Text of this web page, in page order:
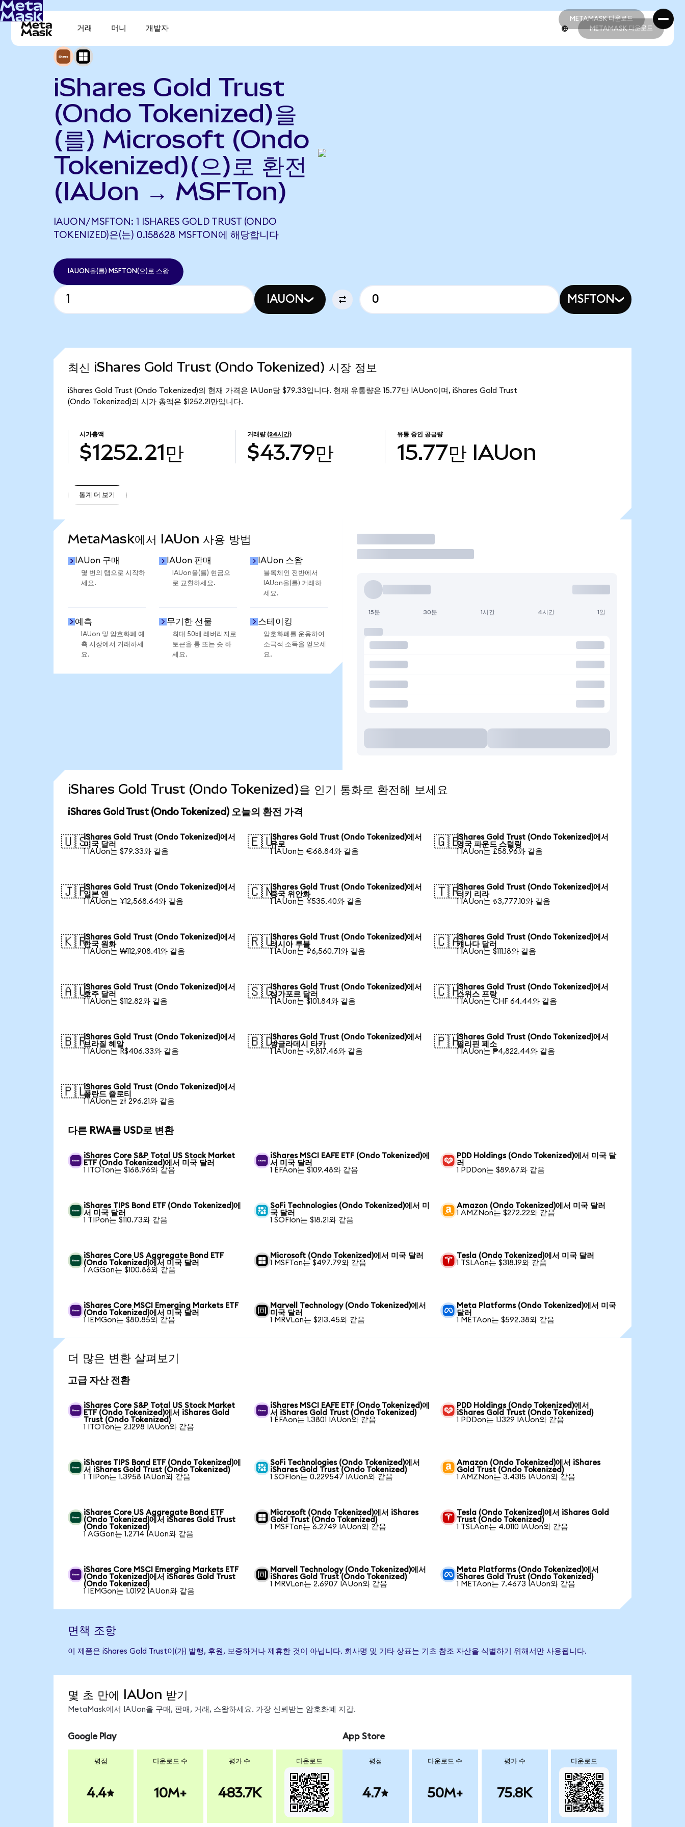
METAMASK 다운로드
METAMASK 다운로드
거래 머니 개발자 METAMASK 다운로드
iShares Gold Trust
(Ondo Tokenized)을
(를) Microsoft (Ondo
Tokenized)(으)로 환전
(IAUon → MSFTon)
IAUON/MSFTON: 1 ISHARES GOLD TRUST (ONDO
TOKENIZED)은(는) 0.158628 MSFTON에 해당합니다
IAUON을(를) MSFTON(으)로 스왑
IAUON MSFTON
최신 iShares Gold Trust (Ondo Tokenized) 시장 정보
iShares Gold Trust (Ondo Tokenized)의 현재 가격은 IAUon당 $79.33입니다. 현재 유통량은 15.77만 IAUon이며, iShares Gold Trust
(Ondo Tokenized)의 시가 총액은 $1252.21만입니다.
시가총액
$1252.21만
거래량 (24시간)
$43.79만
유통 중인 공급량
15.77만 IAUon
통계 더 보기
MetaMask에서 IAUon 사용 방법
IAUon 구매
몇 번의 탭으로 시작하
세요.
IAUon 판매
IAUon을(를) 현금으
로 교환하세요.
IAUon 스왑
블록체인 전반에서
IAUon을(를) 거래하
세요.
예측
IAUon 및 암호화폐 예
측 시장에서 거래하세
요.
무기한 선물
최대 50배 레버리지로
토큰을 롱 또는 숏 하
세요.
스테이킹
암호화폐를 운용하여
소극적 소득을 얻으세
요.
거래
15분 30분 1시간 4시간 1일
iShares Gold Trust (Ondo Tokenized)을 인기 통화로 환전해 보세요
iShares Gold Trust (Ondo Tokenized) 오늘의 환전 가격
🇺🇸iShares Gold Trust (Ondo Tokenized)에서
미국 달러
1 IAUon는 $79.33와 같음
🇪🇺iShares Gold Trust (Ondo Tokenized)에서
유로
1 IAUon는 €68.84와 같음
🇬🇧iShares Gold Trust (Ondo Tokenized)에서
영국 파운드 스털링
1 IAUon는 £58.96와 같음
🇯🇵iShares Gold Trust (Ondo Tokenized)에서
일본 엔
1 IAUon는 ¥12,568.64와 같음
🇨🇳iShares Gold Trust (Ondo Tokenized)에서
중국 위안화
1 IAUon는 ¥535.40와 같음
🇹🇷iShares Gold Trust (Ondo Tokenized)에서
터키 리라
1 IAUon는 ₺3,777.10와 같음
🇰🇷iShares Gold Trust (Ondo Tokenized)에서
한국 원화
1 IAUon는 ₩112,908.41와 같음
🇷🇺iShares Gold Trust (Ondo Tokenized)에서
러시아 루블
1 IAUon는 ₽6,560.71와 같음
🇨🇦iShares Gold Trust (Ondo Tokenized)에서
캐나다 달러
1 IAUon는 $111.18와 같음
🇦🇺iShares Gold Trust (Ondo Tokenized)에서
호주 달러
1 IAUon는 $112.82와 같음
🇸🇬iShares Gold Trust (Ondo Tokenized)에서
싱가포르 달러
1 IAUon는 $101.84와 같음
🇨🇭iShares Gold Trust (Ondo Tokenized)에서
스위스 프랑
1 IAUon는 CHF 64.44와 같음
🇧🇷iShares Gold Trust (Ondo Tokenized)에서
브라질 헤알
1 IAUon는 R$406.33와 같음
🇧🇩iShares Gold Trust (Ondo Tokenized)에서
방글라데시 타카
1 IAUon는 ৳9,817.46와 같음
🇵🇭iShares Gold Trust (Ondo Tokenized)에서
필리핀 페소
1 IAUon는 ₱4,822.44와 같음
🇵🇱iShares Gold Trust (Ondo Tokenized)에서
폴란드 즐로티
1 IAUon는 zł 296.21와 같음
다른 RWA를 USD로 변환
iShares Core S&P Total US Stock Market
ETF (Ondo Tokenized)에서 미국 달러
1 ITOTon는 $168.96와 같음
iShares MSCI EAFE ETF (Ondo Tokenized)에
서 미국 달러
1 EFAon는 $109.48와 같음
PDD Holdings (Ondo Tokenized)에서 미국 달
러
1 PDDon는 $89.87와 같음
iShares TIPS Bond ETF (Ondo Tokenized)에
서 미국 달러
1 TIPon는 $110.73와 같음
SoFi Technologies (Ondo Tokenized)에서 미
국 달러
1 SOFIon는 $18.21와 같음
Amazon (Ondo Tokenized)에서 미국 달러
1 AMZNon는 $272.22와 같음
iShares Core US Aggregate Bond ETF
(Ondo Tokenized)에서 미국 달러
1 AGGon는 $100.86와 같음
Microsoft (Ondo Tokenized)에서 미국 달러
1 MSFTon는 $497.79와 같음
Tesla (Ondo Tokenized)에서 미국 달러
1 TSLAon는 $318.19와 같음
iShares Core MSCI Emerging Markets ETF
(Ondo Tokenized)에서 미국 달러
1 IEMGon는 $80.85와 같음
Marvell Technology (Ondo Tokenized)에서
미국 달러
1 MRVLon는 $213.45와 같음
Meta Platforms (Ondo Tokenized)에서 미국
달러
1 METAon는 $592.38와 같음
더 많은 변환 살펴보기
고급 자산 전환
iShares Core S&P Total US Stock Market
ETF (Ondo Tokenized)에서 iShares Gold
Trust (Ondo Tokenized)
1 ITOTon는 2.1298 IAUon와 같음
iShares MSCI EAFE ETF (Ondo Tokenized)에
서 iShares Gold Trust (Ondo Tokenized)
1 EFAon는 1.3801 IAUon와 같음
PDD Holdings (Ondo Tokenized)에서
iShares Gold Trust (Ondo Tokenized)
1 PDDon는 1.1329 IAUon와 같음
iShares TIPS Bond ETF (Ondo Tokenized)에
서 iShares Gold Trust (Ondo Tokenized)
1 TIPon는 1.3958 IAUon와 같음
SoFi Technologies (Ondo Tokenized)에서
iShares Gold Trust (Ondo Tokenized)
1 SOFIon는 0.229547 IAUon와 같음
Amazon (Ondo Tokenized)에서 iShares
Gold Trust (Ondo Tokenized)
1 AMZNon는 3.4315 IAUon와 같음
iShares Core US Aggregate Bond ETF
(Ondo Tokenized)에서 iShares Gold Trust
(Ondo Tokenized)
1 AGGon는 1.2714 IAUon와 같음
Microsoft (Ondo Tokenized)에서 iShares
Gold Trust (Ondo Tokenized)
1 MSFTon는 6.2749 IAUon와 같음
Tesla (Ondo Tokenized)에서 iShares Gold
Trust (Ondo Tokenized)
1 TSLAon는 4.0110 IAUon와 같음
iShares Core MSCI Emerging Markets ETF
(Ondo Tokenized)에서 iShares Gold Trust
(Ondo Tokenized)
1 IEMGon는 1.0192 IAUon와 같음
Marvell Technology (Ondo Tokenized)에서
iShares Gold Trust (Ondo Tokenized)
1 MRVLon는 2.6907 IAUon와 같음
Meta Platforms (Ondo Tokenized)에서
iShares Gold Trust (Ondo Tokenized)
1 METAon는 7.4673 IAUon와 같음
면책 조항
이 제품은 iShares Gold Trust이(가) 발행, 후원, 보증하거나 제휴한 것이 아닙니다. 회사명 및 기타 상표는 기초 참조 자산을 식별하기 위해서만 사용됩니다.
몇 초 만에 IAUon 받기
MetaMask에서 IAUon을 구매, 판매, 거래, 스왑하세요. 가장 신뢰받는 암호화폐 지갑.
Google Play
평점
4.4
다운로드 수
10M+
평가 수
483.7K
다운로드
App Store
평점
4.7
다운로드 수
50M+
평가 수
75.8K
다운로드